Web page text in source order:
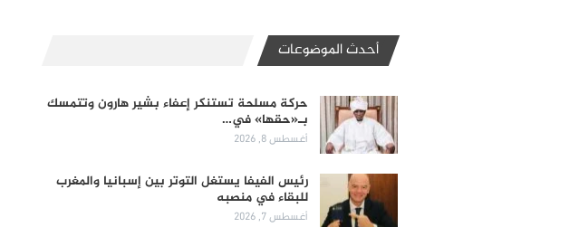
أحدث الموضوعات
حركة مسلحة تستنكر إعفاء بشير هارون وتتمسك
بـ«حقها» في…
أغسطس 8, 2026
رئيس الفيفا يستغل التوتر بين إسبانيا والمغرب
للبقاء في منصبه
أغسطس 7, 2026